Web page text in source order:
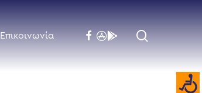
Επικοινωνία facebook
flickrbehance